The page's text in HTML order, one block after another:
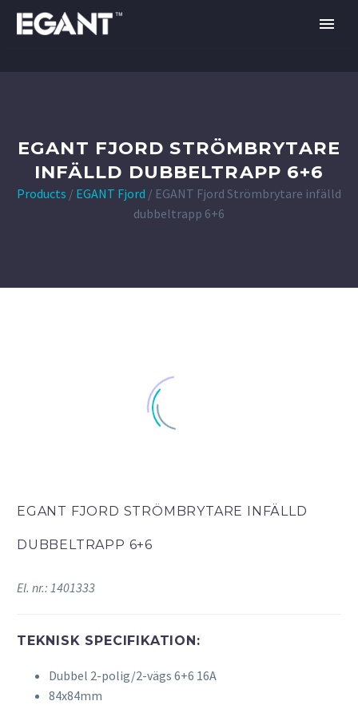
EGANT FJORD STRÖMBRYTARE
INFÄLLD DUBBELTRAPP 6+6
Products / EGANT Fjord / EGANT Fjord Strömbrytare infälld
dubbeltrapp 6+6
EGANT FJORD STRÖMBRYTARE INFÄLLD
DUBBELTRAPP 6+6
El. nr.: 1401333
TEKNISK SPECIFIKATION:
Dubbel 2-polig/2-vägs 6+6 16A
84x84mm